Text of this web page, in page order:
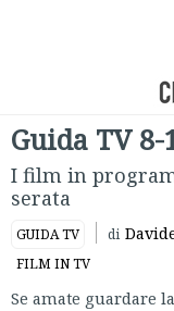
Guida TV
I film in
serata
GUIDA TV di
FILM IN TV
Se amate guardare